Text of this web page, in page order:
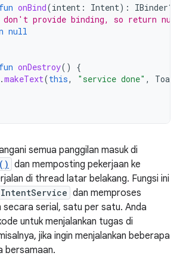
fun onBind(intent : Intent): IBinder?
don't provide binding, so return null
null
fun onDestroy()
{
.makeText(this, "service done" , Toast
semua panggilan masuk di
dan memposting pekerjaan ke
di thread latar belakang. Fungsi ini
IntentService dan memproses
secara serial, satu per satu. Anda
untuk menjalankan tugas di
jika ingin menjalankan beberapa
bersamaan.